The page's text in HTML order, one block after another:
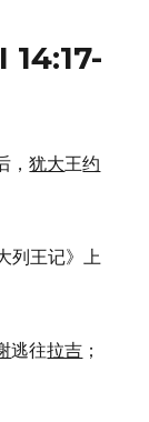
的
19)
14:17-
，犹大王约
列王记》上
逃往拉吉 ；